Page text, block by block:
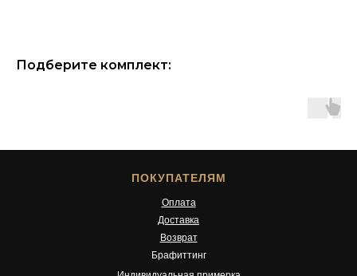
Подберите комплект:
ПОКУПАТЕЛЯМ
Оплата
Доставка
Брафиттинг
Возврат